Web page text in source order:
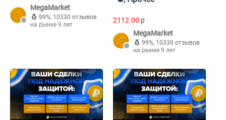
MegaMarket
99%, 10330 отзывов
на рынке 9 лет
2112.00 p
MegaMarket
99%, 10330 отзывов
на рынке 9 лет